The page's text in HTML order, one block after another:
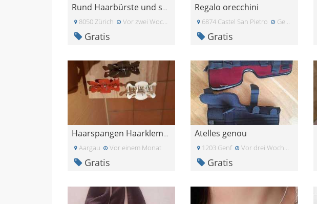
Rund Haarbürste und schöne Haar Spange in Silber
8050 Zürich Vor zwei Wochen
Gratis
Regalo orecchini
6874 Castel San Pietro Gestern
Gratis
Haarspangen Haarklemmen Haarclips
Aargau Vor einem Monat
Gratis
Atelles genou
1203 Genf Vor drei Wochen
Gratis